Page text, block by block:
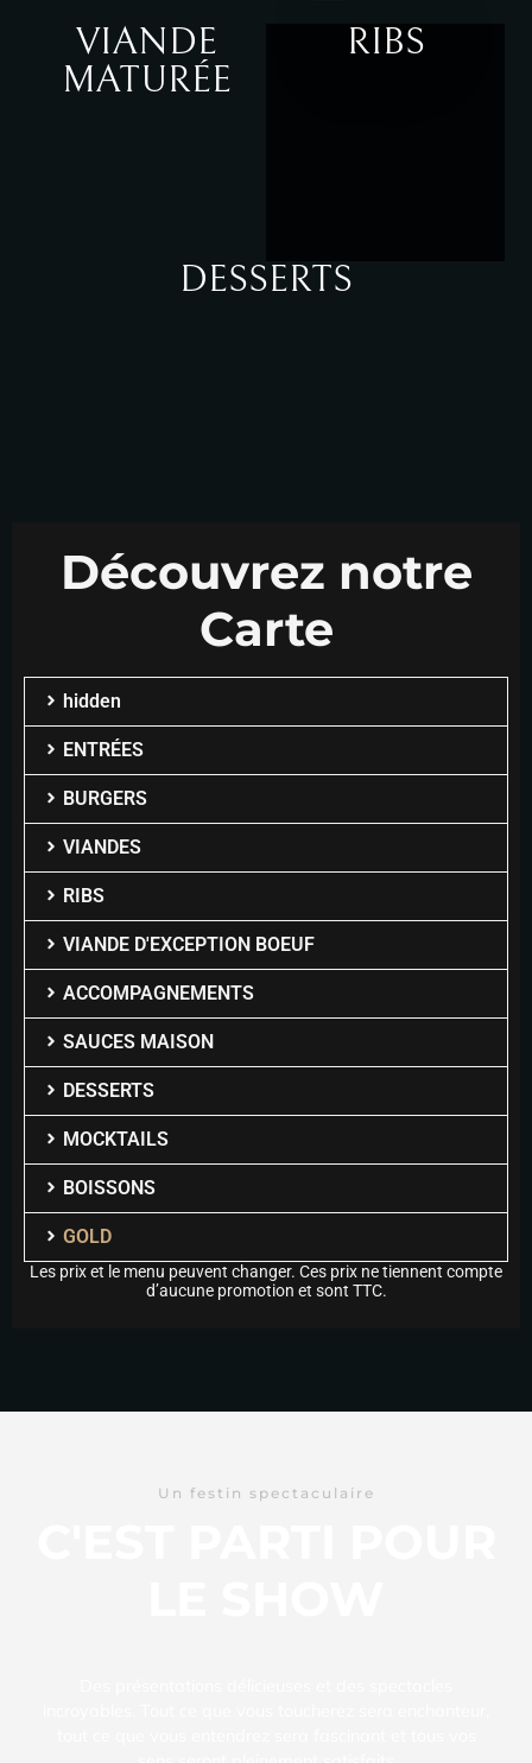
VIANDE
MATURÉE
RIBS
DESSERTS
Découvrez notre
Carte
hidden
ENTRÉES
BURGERS
VIANDES
RIBS
VIANDE D'EXCEPTION BOEUF
ACCOMPAGNEMENTS
SAUCES MAISON
DESSERTS
MOCKTAILS
BOISSONS
GOLD
Les prix et le menu peuvent changer. Ces prix ne tiennent compte
d’aucune promotion et sont TTC.
Un festin spectaculaire